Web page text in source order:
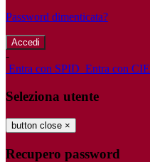
Password dimenticata?
-
Entra con SPID Entra con CIE
Seleziona utente
button close ×
Recupero password